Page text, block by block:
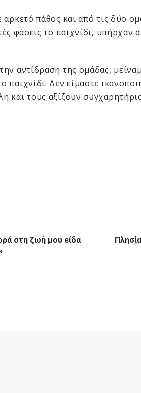
αρκετό πάθος και από τις δύο
φάσεις το παιχνίδι, υπήρχαν
αντίδραση της ομάδας,
παιχνίδι. Δεν είμαστε
και τους αξίζουν
στη ζωή μου είδα